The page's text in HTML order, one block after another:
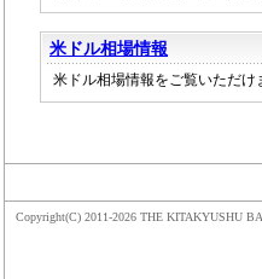
米ドル相場情報
米ドル相場情報をご覧いただけ
Copyright(C) 2011-2026 THE KITAKYUSHU